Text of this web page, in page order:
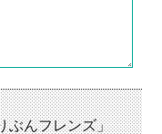
ぶんフレンズ」